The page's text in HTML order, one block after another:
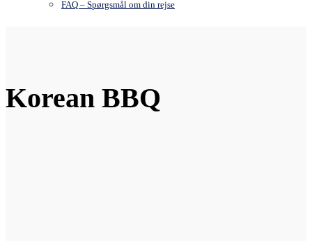
FAQ – Spørgsmål om din rejse
Korean BBQ